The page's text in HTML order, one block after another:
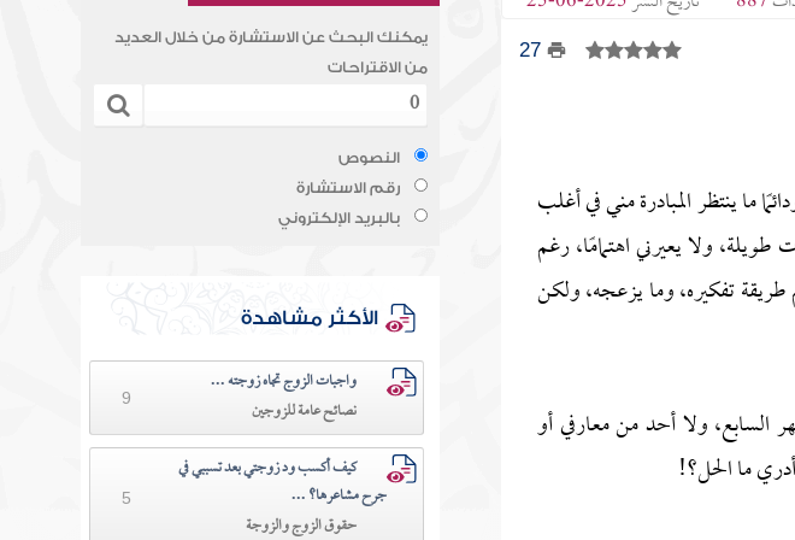
27
ينتظر المبادرة مني في أغلب
ولا يعيرني اهتمامًا، رغم
طريقة تفكيره، وما يزعجه، ولكن
السابع، ولا أحد من معارفي أو
ما الحل؟!
يمكنك البحث عن الاستشارة من خلال العديد
من الاقتراحات
النصوص
رقم الاستشارة
بالبريد الإلكتروني
الأكثر مشاهدة
واجبات الزوج تجاه زوجته ...
نصائح عامة للزوجين
9
كيف أكسب ود زوجتي بعد تسببي في
جرح مشاعرها؟ ...
حقوق الزوج والزوجة
5